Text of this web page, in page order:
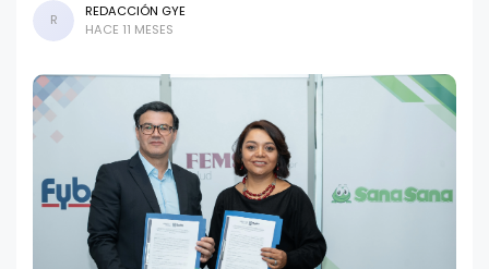
R
REDACCIÓN GYE
HACE 11 MESES